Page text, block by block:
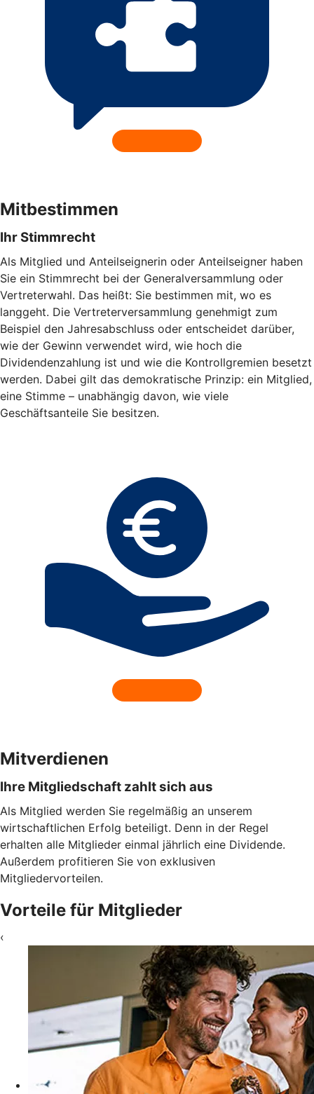
Mitbestimmen
Ihr Stimmrecht
Als Mitglied und Anteilseignerin oder Anteilseigner haben
Sie ein Stimmrecht bei der Generalversammlung oder
Vertreterwahl. Das heißt: Sie bestimmen mit, wo es
langgeht. Die Vertreterversammlung genehmigt zum
Beispiel den Jahresabschluss oder entscheidet darüber,
wie der Gewinn verwendet wird, wie hoch die
Dividendenzahlung ist und wie die Kontrollgremien besetzt
werden. Dabei gilt das demokratische Prinzip: ein Mitglied,
eine Stimme – unabhängig davon, wie viele
Geschäftsanteile Sie besitzen.
Mitverdienen
Ihre Mitgliedschaft zahlt sich aus
Als Mitglied werden Sie regelmäßig an unserem
wirtschaftlichen Erfolg beteiligt. Denn in der Regel
erhalten alle Mitglieder einmal jährlich eine Dividende.
Außerdem profitieren Sie von exklusiven
Mitgliedervorteilen.
Vorteile für Mitglieder
‹